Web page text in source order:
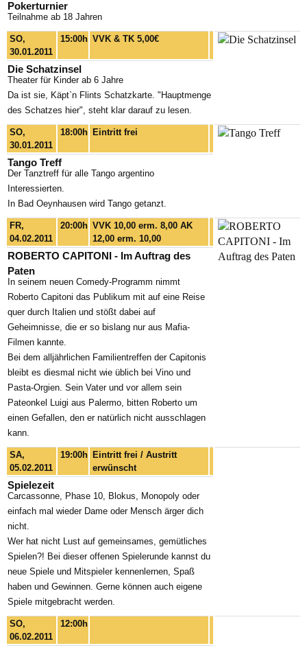
Pokerturnier
Teilnahme ab 18 Jahren
SO,
30.01.2011
15:00h VVK & TK 5,00€
Die Schatzinsel
Theater für Kinder ab 6 Jahre
Da ist sie, Käpt`n Flints Schatzkarte. "Hauptmenge
des Schatzes hier", steht klar darauf zu lesen.
SO,
30.01.2011
18:00h Eintritt frei
Tango Treff
Der Tanztreff für alle Tango argentino
Interessierten.
In Bad Oeynhausen wird Tango getanzt.
FR,
04.02.2011
20:00h VVK 10,00 erm. 8,00 AK
12,00 erm. 10,00
ROBERTO CAPITONI - Im Auftrag des
Paten
In seinem neuen Comedy-Programm nimmt
Roberto Capitoni das Publikum mit auf eine Reise
quer durch Italien und stößt dabei auf
Geheimnisse, die er so bislang nur aus Mafia-
Filmen kannte.
Bei dem alljährlichen Familientreffen der Capitonis
bleibt es diesmal nicht wie üblich bei Vino und
Pasta-Orgien. Sein Vater und vor allem sein
Pateonkel Luigi aus Palermo, bitten Roberto um
einen Gefallen, den er natürlich nicht ausschlagen
kann.
SA,
05.02.2011
19:00h Eintritt frei / Austritt
erwünscht
Spielezeit
Carcassonne, Phase 10, Blokus, Monopoly oder
einfach mal wieder Dame oder Mensch ärger dich
nicht.
Wer hat nicht Lust auf gemeinsames, gemütliches
Spielen?! Bei dieser offenen Spielerunde kannst du
neue Spiele und Mitspieler kennenlernen, Spaß
haben und Gewinnen. Gerne können auch eigene
Spiele mitgebracht werden.
SO,
06.02.2011
12:00h